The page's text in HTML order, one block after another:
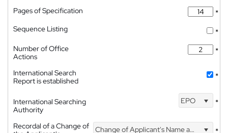
Pages of Specification
*
Sequence Listing
*
Number of Office
Actions
*
International Search
Report is established
*
International Searching
Authority
EPO *
Recordal of a Change of
Change of Applicant's Name and Address *